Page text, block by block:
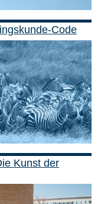
Code
Kunst der